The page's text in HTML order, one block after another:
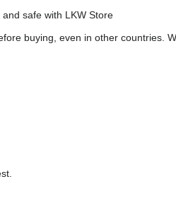
safe with LKW Store
buying, even in other countries.